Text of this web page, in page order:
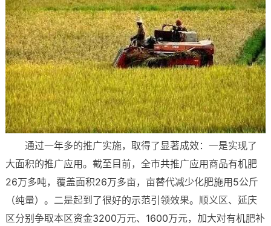
通过一年多的推广实施，取得了显著成效：一是实现了
大面积的推广应用。截至目前，全市共推广应用商品有机肥
26万多吨，覆盖面积26万多亩，亩替代减少化肥施用5公斤
（纯量）。二是起到了很好的示范引领效果。顺义区、延庆
区分别争取本区资金3200万元、1600万元，加大对有机肥补